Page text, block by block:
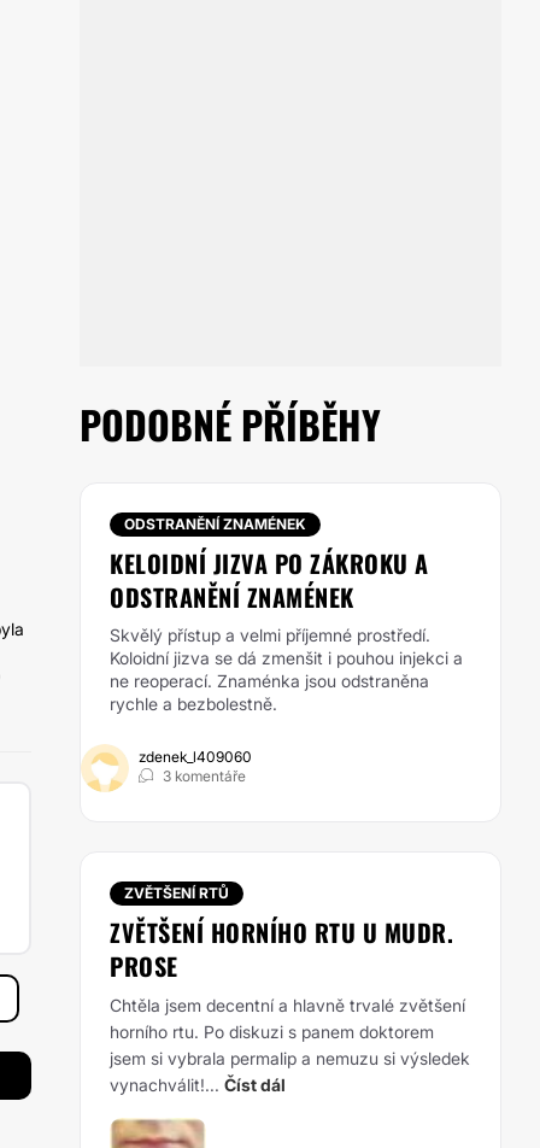
PODOBNÉ PŘÍBĚHY
ODSTRANĚNÍ ZNAMÉNEK
KELOIDNÍ JIZVA PO ZÁKROKU A
ODSTRANĚNÍ ZNAMÉNEK
Skvělý přístup a velmi příjemné prostředí.
Koloidní jizva se dá zmenšit i pouhou injekci a
ne reoperací. Znaménka jsou odstraněna
rychle a bezbolestně.
zdenek_l409060
3 komentáře
ZVĚTŠENÍ RTŮ
ZVĚTŠENÍ HORNÍHO RTU U MUDR.
PROSE
Chtěla jsem decentní a hlavně trvalé zvětšení
horního rtu. Po diskuzi s panem doktorem
jsem si vybrala permalip a nemuzu si výsledek
vynachválit!... Číst dál